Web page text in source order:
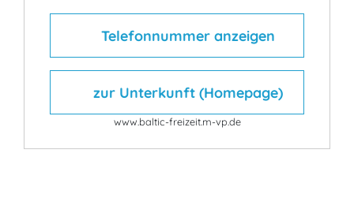
Telefonnummer anzeigen
zur Unterkunft (Homepage)
www.baltic-freizeit.m-vp.de